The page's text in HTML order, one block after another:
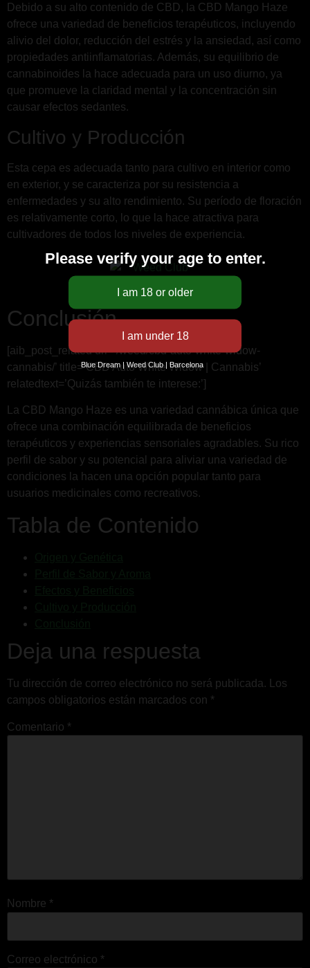
Debido a su alto contenido de CBD, la CBD Mango Haze
ofrece una variedad de beneficios terapéuticos, incluyendo
alivio del dolor, reducción del estrés y la ansiedad, así como
propiedades antiinflamatorias. Además, su equilibrio de
cannabinoides la hace adecuada para un uso diurno, ya
que promueve la claridad mental y la concentración sin
causar efectos sedantes.
Cultivo y Producción
Esta cepa es adecuada tanto para cultivo en interior como
en exterior, y se caracteriza por su resistencia a
enfermedades y su alto rendimiento. Su período de floración
es relativamente corto, lo que la hace atractiva para
cultivadores de todos los niveles de experiencia.
Conclusión
[aib_post_related url=’/weed/cbd-auto-white-widow-
cannabis/’ title=’CBD Auto White Widow | Cannabis’
relatedtext=’Quizás también te interese:’]
La CBD Mango Haze es una variedad cannábica única que
ofrece una combinación equilibrada de beneficios
terapéuticos y experiencias sensoriales agradables. Su rico
perfil de sabor y su potencial para aliviar una variedad de
condiciones la hacen una opción popular tanto para
usuarios medicinales como recreativos.
Tabla de Contenido
Deja una respuesta
Tu dirección de correo electrónico no será publicada.
Los
campos obligatorios están marcados con *
Comentario *
Nombre *
Correo electrónico *
Please verify your age to enter.
Blue Dream | Weed Club | Barcelona